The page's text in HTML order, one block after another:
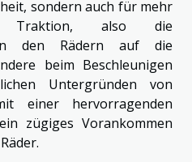
sondern auch für mehr
Traktion, also die
den Rädern auf die
beim Beschleunigen
Untergründen von
einer hervorragenden
zügiges Vorankommen